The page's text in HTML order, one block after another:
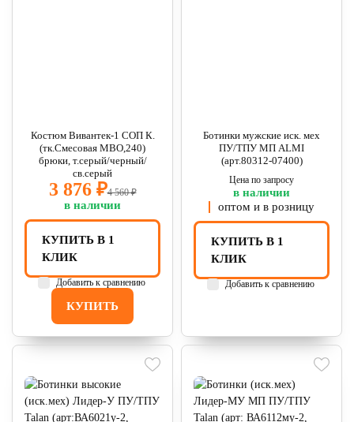
Костюм Вивантек-1 СОП К.
(тк.Смесовая МВО,240)
брюки, т.серый/черный/
св.серый
3 876 ₽4 560 ₽
в наличии
КУПИТЬ
КУПИТЬ В 1
КЛИК
Добавить к сравнению
Ботинки мужские иск. мех
ПУ/ТПУ МП ALMI
(арт.80312-07400)
Цена по запросу
в наличии
оптом и в розницу
КУПИТЬ В 1
КЛИК
Добавить к сравнению